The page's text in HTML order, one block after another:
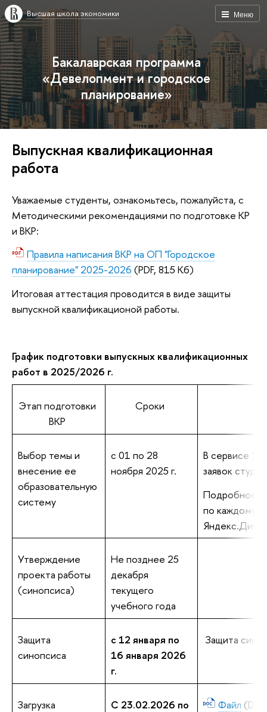
Меню
Высшая школа экономики
Бакалаврская программа
«Девелопмент и городское
планирование»
Выпускная квалификационная
работа
Уважаемые студенты, ознакомьтесь, пожалуйста, с
Методическими рекомендациями по подготовке КР
и ВКР:
Правила написания ВКР на ОП "Городское
планирование" 2025-2026 (PDF, 815 Кб)
Итоговая аттестация проводится в виде защиты
выпускной квалификационой работы.
График подготовки выпускных квалификационных
работ в 2025/2026 г.
Этап подготовки
ВКР
Сроки
Выбор темы и
внесение ее
образовательную
систему
с 01 по 28
ноября 2025 г.
В сервисе
заявок
Подробное
по каждому
Яндекс.Диск:
Утверждение
проекта работы
(синопсиса)
Не позднее 25
декабря
текущего
учебного года
Защита
синопсиса
с 12 января по
16 января 2026
г.
Защита
Загрузка
C 23.02.2026 по
Файл